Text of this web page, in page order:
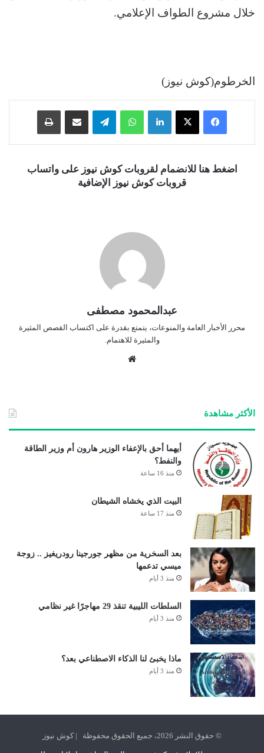
خلال مشروع الطواف الإعلامي.
الخرطوم(كوش نيوز)
فيسبوك ‫X لينكدإن واتساب تيلقرام
اضغط هنا للانضمام لقروبات كوش نيوز على واتساب
قروبات كوش نيوز الإضافية
عبدالمحمود مصطفى
محرر الأخبار العامة والمنوعات، يتمتع بقدرة على اكتساب القصص المثيرة
والمثيرة للاهتمام.
الأكثر مشاهدة
أيهما أحق بالإعفاء الوزير هارون أم وزير الطاقة
والنفط؟
منذ 16 ساعة
البيت الذي يخشاه الشيطان
منذ 17 ساعة
بعد السخرية من مظهر جورجينا رودريغيز .. زوجة
ميسي تدعمها
منذ 3 أيام
السلطات الليبية تنقذ 29 مهاجرًا غير نظامي
منذ 3 أيام
ماذا يخبئ لنا الذكاء الاصطناعي بعد؟
منذ 3 أيام
© حقوق النشر 2026، جميع الحقوق محفوظة | كوش نيوز